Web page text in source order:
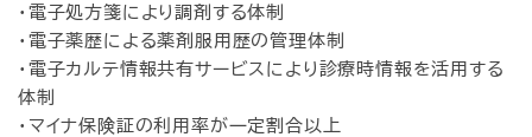
・電子処方箋により調剤する体制
・電子薬歴による薬剤服用歴の管理体制
・電子カルテ情報共有サービスにより診療時情報を活用する
体制
・マイナ保険証の利用率が一定割合以上